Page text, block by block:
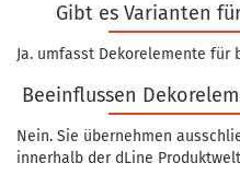
Gibt es Varianten
Ja. umfasst Dekorelemente für
Beeinflussen
Nein. Sie übernehmen
innerhalb der dLine